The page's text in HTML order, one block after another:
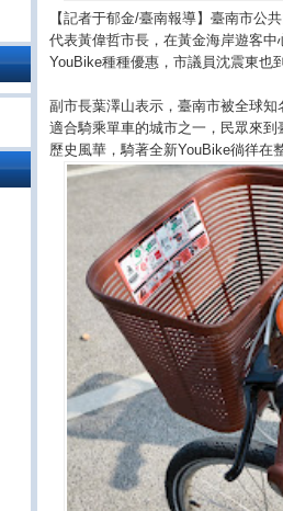
【記者于郁金/臺南報導】臺南市公
代表黃偉哲市長，在黃金海岸遊客
YouBike種種優惠，市議員沈震東也
副市長葉澤山表示，臺南市被全球
適合騎乘單車的城市之一，民眾來
歷史風華，騎著全新YouBike徜徉在